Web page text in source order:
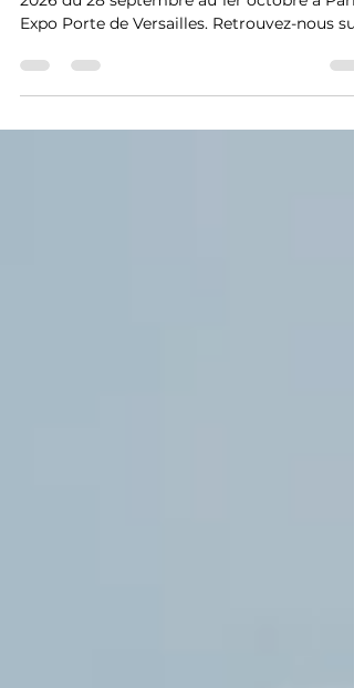
MINET Échafaudage sera présent à BATIMAT
2026 du 28 septembre au 1er octobre à Paris
Expo Porte de Versailles. Retrouvez-nous sur